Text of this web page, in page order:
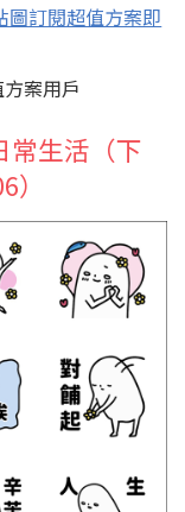
圖訂閱超值方案即
案用戶
生活（下